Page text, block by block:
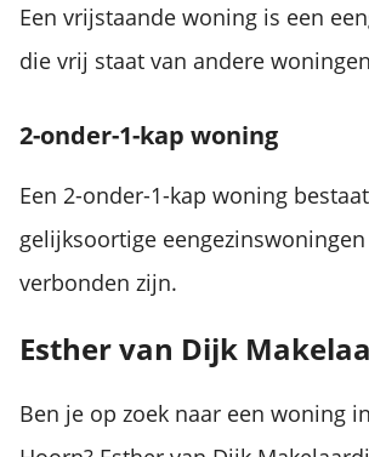
Een vrijstaande woning is een
die vrij staat van andere
2-onder-1-kap woning
Een 2-onder-1-kap woning
gelijksoortige
verbonden zijn.
Esther van Dijk
Ben je op zoek naar een woning